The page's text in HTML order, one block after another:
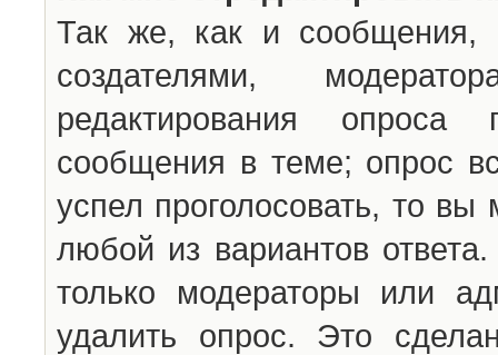
Так же, как и сообщения,
создателями,
редактирования опроса
сообщения в теме; опрос
успел проголосовать, то вы
любой из вариантов
только модераторы или
удалить опрос. Это